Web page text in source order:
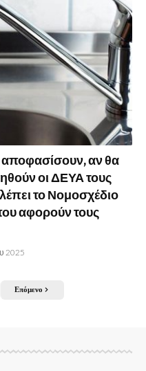
αποφασίσουν, αν θα
οι ΔΕΥΑ τους
το Νομοσχέδιο
αφορούν τους
2025
Επόμενο